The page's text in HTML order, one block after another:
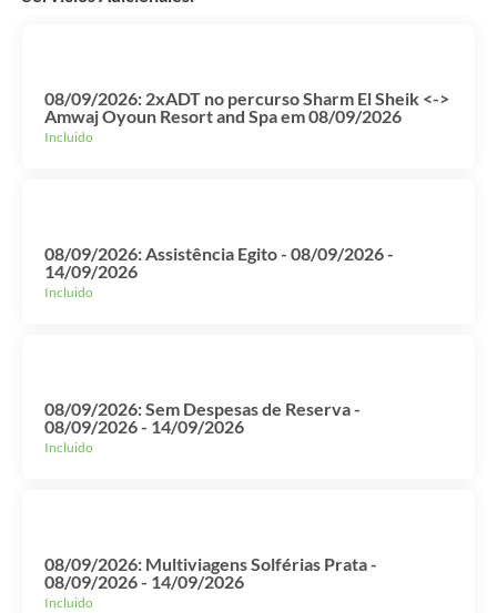
08/09/2026: 2xADT no percurso Sharm El Sheik <->
Amwaj Oyoun Resort and Spa em 08/09/2026
Incluido
08/09/2026: Assistência Egito - 08/09/2026 -
14/09/2026
Incluido
08/09/2026: Sem Despesas de Reserva -
08/09/2026 - 14/09/2026
Incluido
08/09/2026: Multiviagens Solférias Prata -
08/09/2026 - 14/09/2026
Incluido